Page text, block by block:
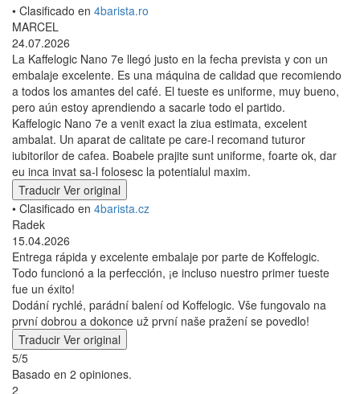
• Clasificado en 4barista.ro
MARCEL
24.07.2026
La Kaffelogic Nano 7e llegó justo en la fecha prevista y con un
embalaje excelente. Es una máquina de calidad que recomiendo
a todos los amantes del café. El tueste es uniforme, muy bueno,
pero aún estoy aprendiendo a sacarle todo el partido.
Kaffelogic Nano 7e a venit exact la ziua estimata, excelent
ambalat. Un aparat de calitate pe care-l recomand tuturor
iubitorilor de cafea. Boabele prajite sunt uniforme, foarte ok, dar
eu inca invat sa-l folosesc la potentialul maxim.
Traducir Ver original
• Clasificado en 4barista.cz
Radek
15.04.2026
Entrega rápida y excelente embalaje por parte de Koffelogic.
Todo funcionó a la perfección, ¡e incluso nuestro primer tueste
fue un éxito!
Dodání rychlé, parádní balení od Koffelogic. Vše fungovalo na
první dobrou a dokonce už první naše pražení se povedlo!
Traducir Ver original
5/5
Basado en 2 opiniones.
2